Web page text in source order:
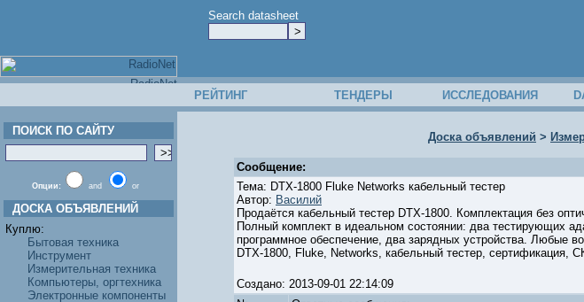
Search datasheet
РЕЙТИНГ ТЕНДЕРЫ ИССЛЕДОВАНИЯ
ПОИСК ПО САЙТУ
Опции: and or
ДОСКА ОБЪЯВЛЕНИЙ
Куплю:
Бытовая техника
Инструмент
Измерительная техника
Компьютеры, оргтехника
Электронные компоненты
Доска объявлений >
Сообщение:
Тема: DTX-1800 Fluke Networks кабельный тестер
Автор: Василий
Продаётся кабельный тестер DTX-1800. Комплектация без
Полный комплект в идеальном состоянии: два тестирующих
программное обеспечение, два зарядных устройства. Любые
DTX-1800, Fluke, Networks, кабельный тестер, сертификация,
Создано: 2013-09-01 22:14:09